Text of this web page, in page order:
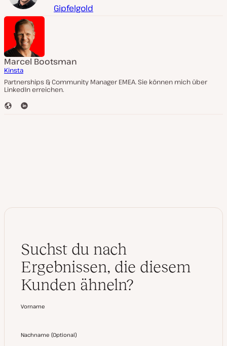
Gipfelgold
Marcel Bootsman
Kinsta
Partnerships & Community Manager EMEA. Sie können mich über
LinkedIn erreichen.
W
L
Suchst du nach
Ergebnissen, die diesem
Kunden ähneln?
Vorname
Nachname (Optional)